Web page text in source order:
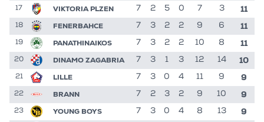
17 VIKTORIA PLZEN 7 2 5 0 7 3 11
18 FENERBAHCE 7 3 2 2 9 6 11
19 PANATHINAIKOS 7 3 2 2 10 8 11
20 DINAMO ZAGABRIA 7 3 1 3 12 14 10
21 LILLE 7 3 0 4 11 9 9
22 BRANN 7 2 3 2 9 10 9
23 YOUNG BOYS 7 3 0 4 8 13 9